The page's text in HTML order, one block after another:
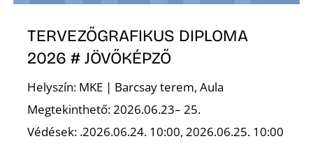
TERVEZŐGRAFIKUS DIPLOMA
2026 # JÖVŐKÉPZŐ
Helyszín: MKE | Barcsay terem, Aula
Megtekinthető: 2026.06.23– 25.
Védések: .2026.06.24. 10:00, 2026.06.25. 10:00